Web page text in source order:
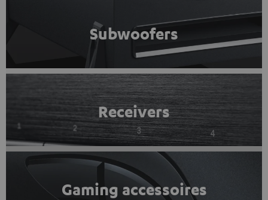
Subwoofers
Receivers
Gaming accessoires